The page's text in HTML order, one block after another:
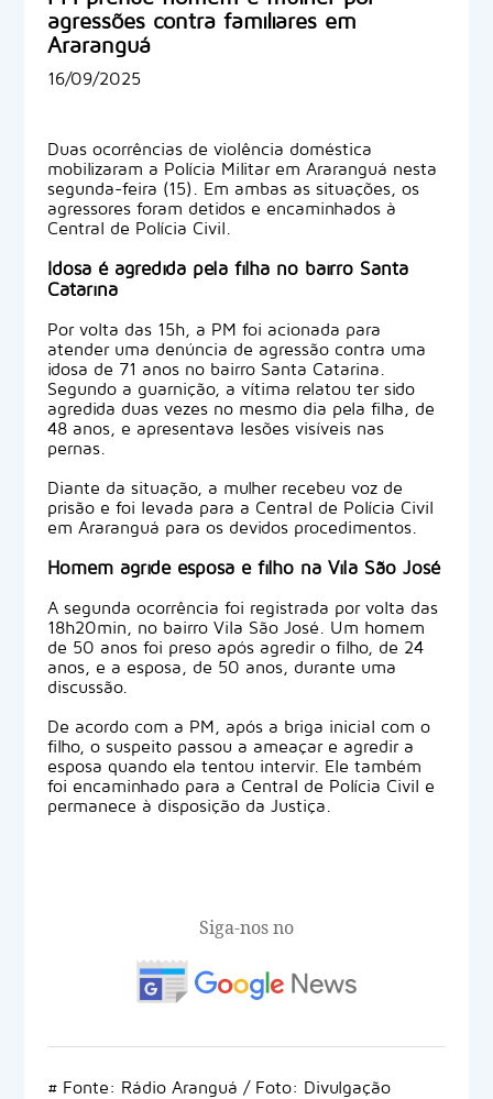
agressões contra familiares em
Araranguá
16/09/2025
Duas ocorrências de violência doméstica
mobilizaram a Polícia Militar em Araranguá nesta
segunda-feira (15). Em ambas as situações, os
agressores foram detidos e encaminhados à
Central de Polícia Civil.
Idosa é agredida pela filha no bairro Santa
Catarina
Por volta das 15h, a PM foi acionada para
atender uma denúncia de agressão contra uma
idosa de 71 anos no bairro Santa Catarina.
Segundo a guarnição, a vítima relatou ter sido
agredida duas vezes no mesmo dia pela filha, de
48 anos, e apresentava lesões visíveis nas
pernas.
Diante da situação, a mulher recebeu voz de
prisão e foi levada para a Central de Polícia Civil
em Araranguá para os devidos procedimentos.
Homem agride esposa e filho na Vila São José
A segunda ocorrência foi registrada por volta das
18h20min, no bairro Vila São José. Um homem
de 50 anos foi preso após agredir o filho, de 24
anos, e a esposa, de 50 anos, durante uma
discussão.
De acordo com a PM, após a briga inicial com o
filho, o suspeito passou a ameaçar e agredir a
esposa quando ela tentou intervir. Ele também
foi encaminhado para a Central de Polícia Civil e
permanece à disposição da Justiça.
Siga-nos no
# Fonte: Rádio Aranguá / Foto: Divulgação